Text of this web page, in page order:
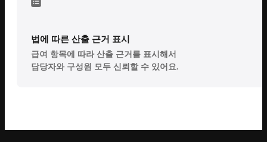
법에 따른 산출 근거 표시
급여 항목에 따라 산출 근거를 표시해서
담당자와 구성원 모두 신뢰할 수 있어요.